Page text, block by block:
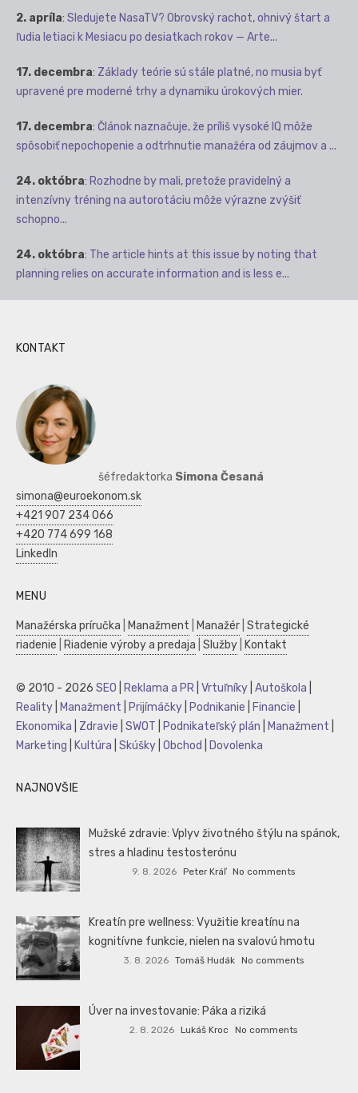
2. apríla: Sledujete NasaTV? Obrovský rachot, ohnivý štart a
ľudia letiaci k Mesiacu po desiatkach rokov — Arte...
17. decembra: Základy teórie sú stále platné, no musia byť
upravené pre moderné trhy a dynamiku úrokových mier.
17. decembra: Článok naznačuje, že príliš vysoké IQ môže
spôsobiť nepochopenie a odtrhnutie manažéra od záujmov a ...
24. októbra: Rozhodne by mali, pretože pravidelný a
intenzívny tréning na autorotáciu môže výrazne zvýšiť
schopno...
24. októbra: The article hints at this issue by noting that
planning relies on accurate information and is less e...
KONTAKT
šéfredaktorka Simona Česaná
simona@euroekonom.sk
+421 907 234 066
+420 774 699 168
LinkedIn
MENU
Manažérska príručka Manažment Manažér Strategické
riadenie
Riadenie výroby a predaja Služby Kontakt
© 2010 - 2026 SEO Reklama a PR Vrtuľníky Autoškola
Reality
Manažment Prijímáčky Podnikanie Financie
Ekonomika
Zdravie SWOT Podnikateľský plán Manažment
Marketing
Kultúra Skúšky Obchod Dovolenka
NAJNOVŠIE
Mužské zdravie: Vplyv životného štýlu na spánok,
stres a hladinu testosterónu
9. 8. 2026 Peter Kráľ No comments
Kreatín pre wellness: Využitie kreatínu na
kognitívne funkcie, nielen na svalovú hmotu
3. 8. 2026 Tomáš Hudák No comments
Úver na investovanie: Páka a riziká
2. 8. 2026 Lukáš Kroc No comments